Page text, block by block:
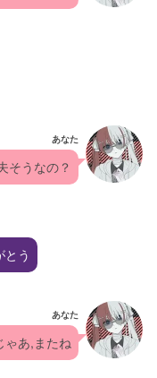
あなた
そうなの？
う
あなた
あ,またね